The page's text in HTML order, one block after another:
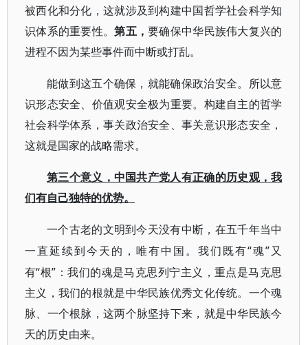
被西化和分化，这就涉及到构建中国哲学社会科学知
识体系的重要性。第五，要确保中华民族伟大复兴的
进程不因为某些事件而中断或打乱。
能做到这五个确保，就能确保政治安全。所以意
识形态安全、价值观安全极为重要。构建自主的哲学
社会科学体系，事关政治安全、事关意识形态安全，
这就是国家的战略需求。
第三个意义，中国共产党人有正确的历史观，我
们有自己独特的优势。
一个古老的文明到今天没有中断，在五千年当中
一直延续到今天的，唯有中国。我们既有“魂”又
有“根”：我们的魂是马克思列宁主义，重点是马克思
主义，我们的根就是中华民族优秀文化传统。一个魂
脉、一个根脉，这两个脉坚持下来，就是中华民族今
天的历史由来。